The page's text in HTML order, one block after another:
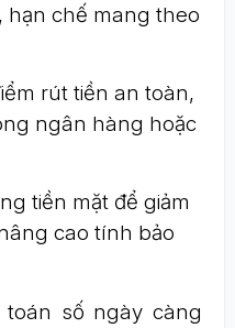
hạn chế mang theo
rút tiền an toàn,
ngân hàng hoặc
tiền mặt để giảm
cao tính bảo
số ngày càng